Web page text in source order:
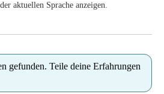
aktuellen Sprache anzeigen.
gefunden. Teile deine Erfahrungen